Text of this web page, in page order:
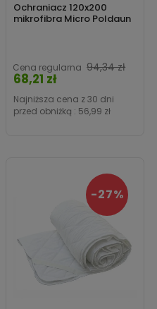
Ochraniacz 120x200
mikrofibra Micro Poldaun
Cena regularna 94,34 zł
68,21 zł
Najniższa cena z 30 dni
przed obniżką : 56,99 zł
-27%